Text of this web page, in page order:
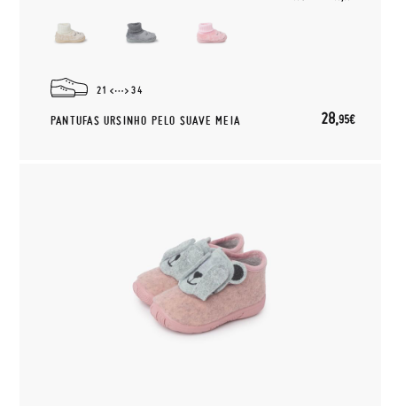
21 34
PANTUFAS URSINHO PELO SUAVE MEIA 28,95€